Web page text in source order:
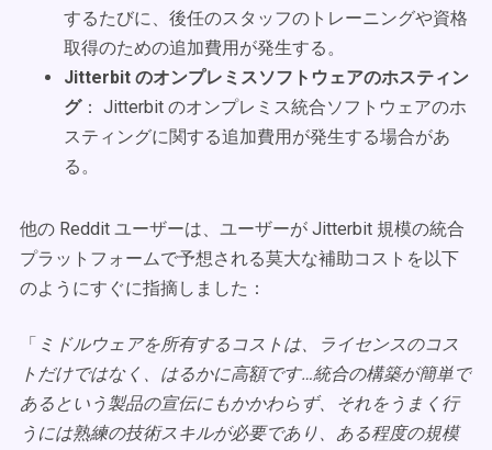
するたびに、後任のスタッフのトレーニングや資格
取得のための追加費用が発生する。
Jitterbit のオンプレミスソフトウェアのホスティン
グ： Jitterbit のオンプレミス統合ソフトウェアのホ
スティングに関する追加費用が発生する場合があ
る。
他の Reddit ユーザーは、ユーザーが Jitterbit 規模の統合
プラットフォームで予想される莫大な補助コストを以下
のようにすぐに指摘しました：
「 ミドルウェアを所有するコストは、ライセンスのコス
トだけではなく、はるかに高額です…統合の構築が簡単で
あるという製品の宣伝にもかかわらず、それをうまく行
うには熟練の技術スキルが必要であり、ある程度の規模